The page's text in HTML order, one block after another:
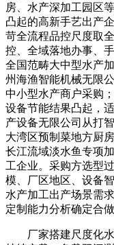
房、水产深加工园区
凸起的高新手艺出产
苛全流程品控尺度取
控、全域落地办事、
全国范畴大中型水产
州海渔智能机械无限
中小型水产商户采购
设备节能结果凸起，
产设备无限公司从打
大湾区预制菜地方厨
长江流域淡水鱼专项
工企业。采购方选型
模、厂区地区、设备
水产加工出产场景需
定制能力分析确定合做
厂家搭建尺度化水